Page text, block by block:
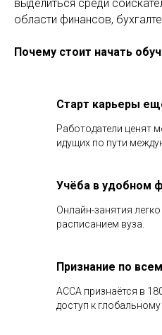
выделиться среди
области финансов,
Почему стоит начать
Старт карьеры
Работодатели ценят
идущих по пути
Учёба в удобном
Онлайн-занятия
расписанием вуза.
Признание по
ACCA признаётся в
доступ к глобальному